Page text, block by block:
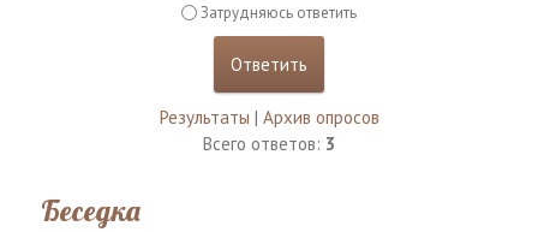
Затрудняюсь ответить
Результаты | Архив опросов
Всего ответов: 3
Беседка